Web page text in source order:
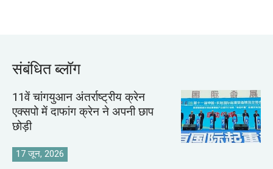
संबंधित ब्लॉग
11वें चांगयुआन अंतर्राष्ट्रीय क्रेन
एक्सपो में दाफांग क्रेन ने अपनी छाप
छोड़ी
17 जून, 2026